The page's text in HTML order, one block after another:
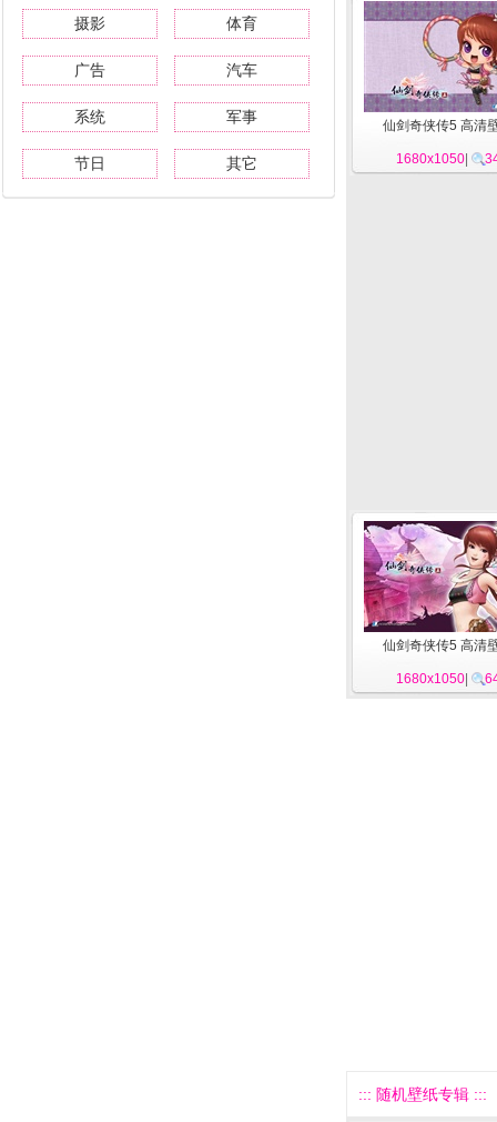
摄影 体育
广告 汽车
系统 军事
节日 其它
仙剑奇侠传5 高清
1680x1050
仙剑奇侠传5 高清
1680x1050
::: 随机壁纸专辑 :::